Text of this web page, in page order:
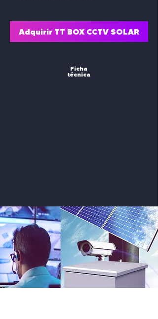
Adquirir TT BOX CCTV SOLAR
Ficha
técnica